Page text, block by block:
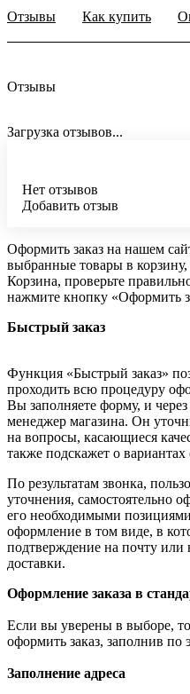
Отзывы Как купить
Отзывы
Загрузка отзывов...
Нет отзывов
Добавить отзыв
Оформить заказ на нашем
выбранные товары в корзину,
Корзина, проверьте
нажмите кнопку «Оформить
Быстрый заказ
Функция «Быстрый заказ»
проходить всю процедуру
Вы заполняете форму, и
менеджер магазина. Он
на вопросы, касающиеся
также подскажет о
По результатам звонка,
уточнения, самостоятельно
его необходимыми
оформление в том виде, в
подтверждение на почту
доставки.
Оформление заказа в
Если вы уверены в выборе,
оформить заказ, заполнив по
Заполнение адреса